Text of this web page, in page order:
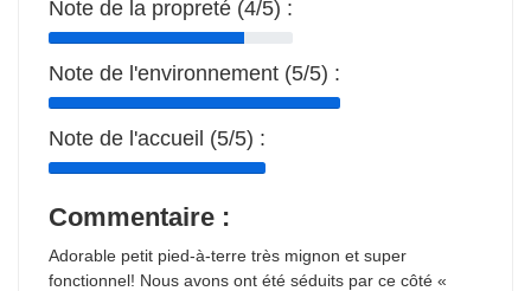
Note de la propreté (4/5) :
Note de l'environnement (5/5) :
Note de l'accueil (5/5) :
Commentaire :
Adorable petit pied-à-terre très mignon et super
fonctionnel! Nous avons ont été séduits par ce côté «